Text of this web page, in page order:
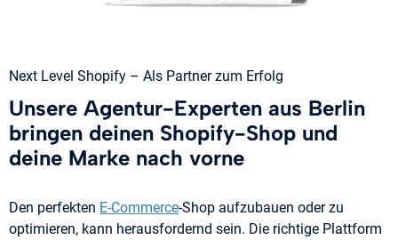
Next Level Shopify – Als Partner zum Erfolg
Unsere Agentur-Experten aus Berlin
bringen deinen Shopify-Shop und
deine Marke nach vorne
Den perfekten E-Commerce-Shop aufzubauen oder zu
optimieren, kann herausfordernd sein. Die richtige Plattform